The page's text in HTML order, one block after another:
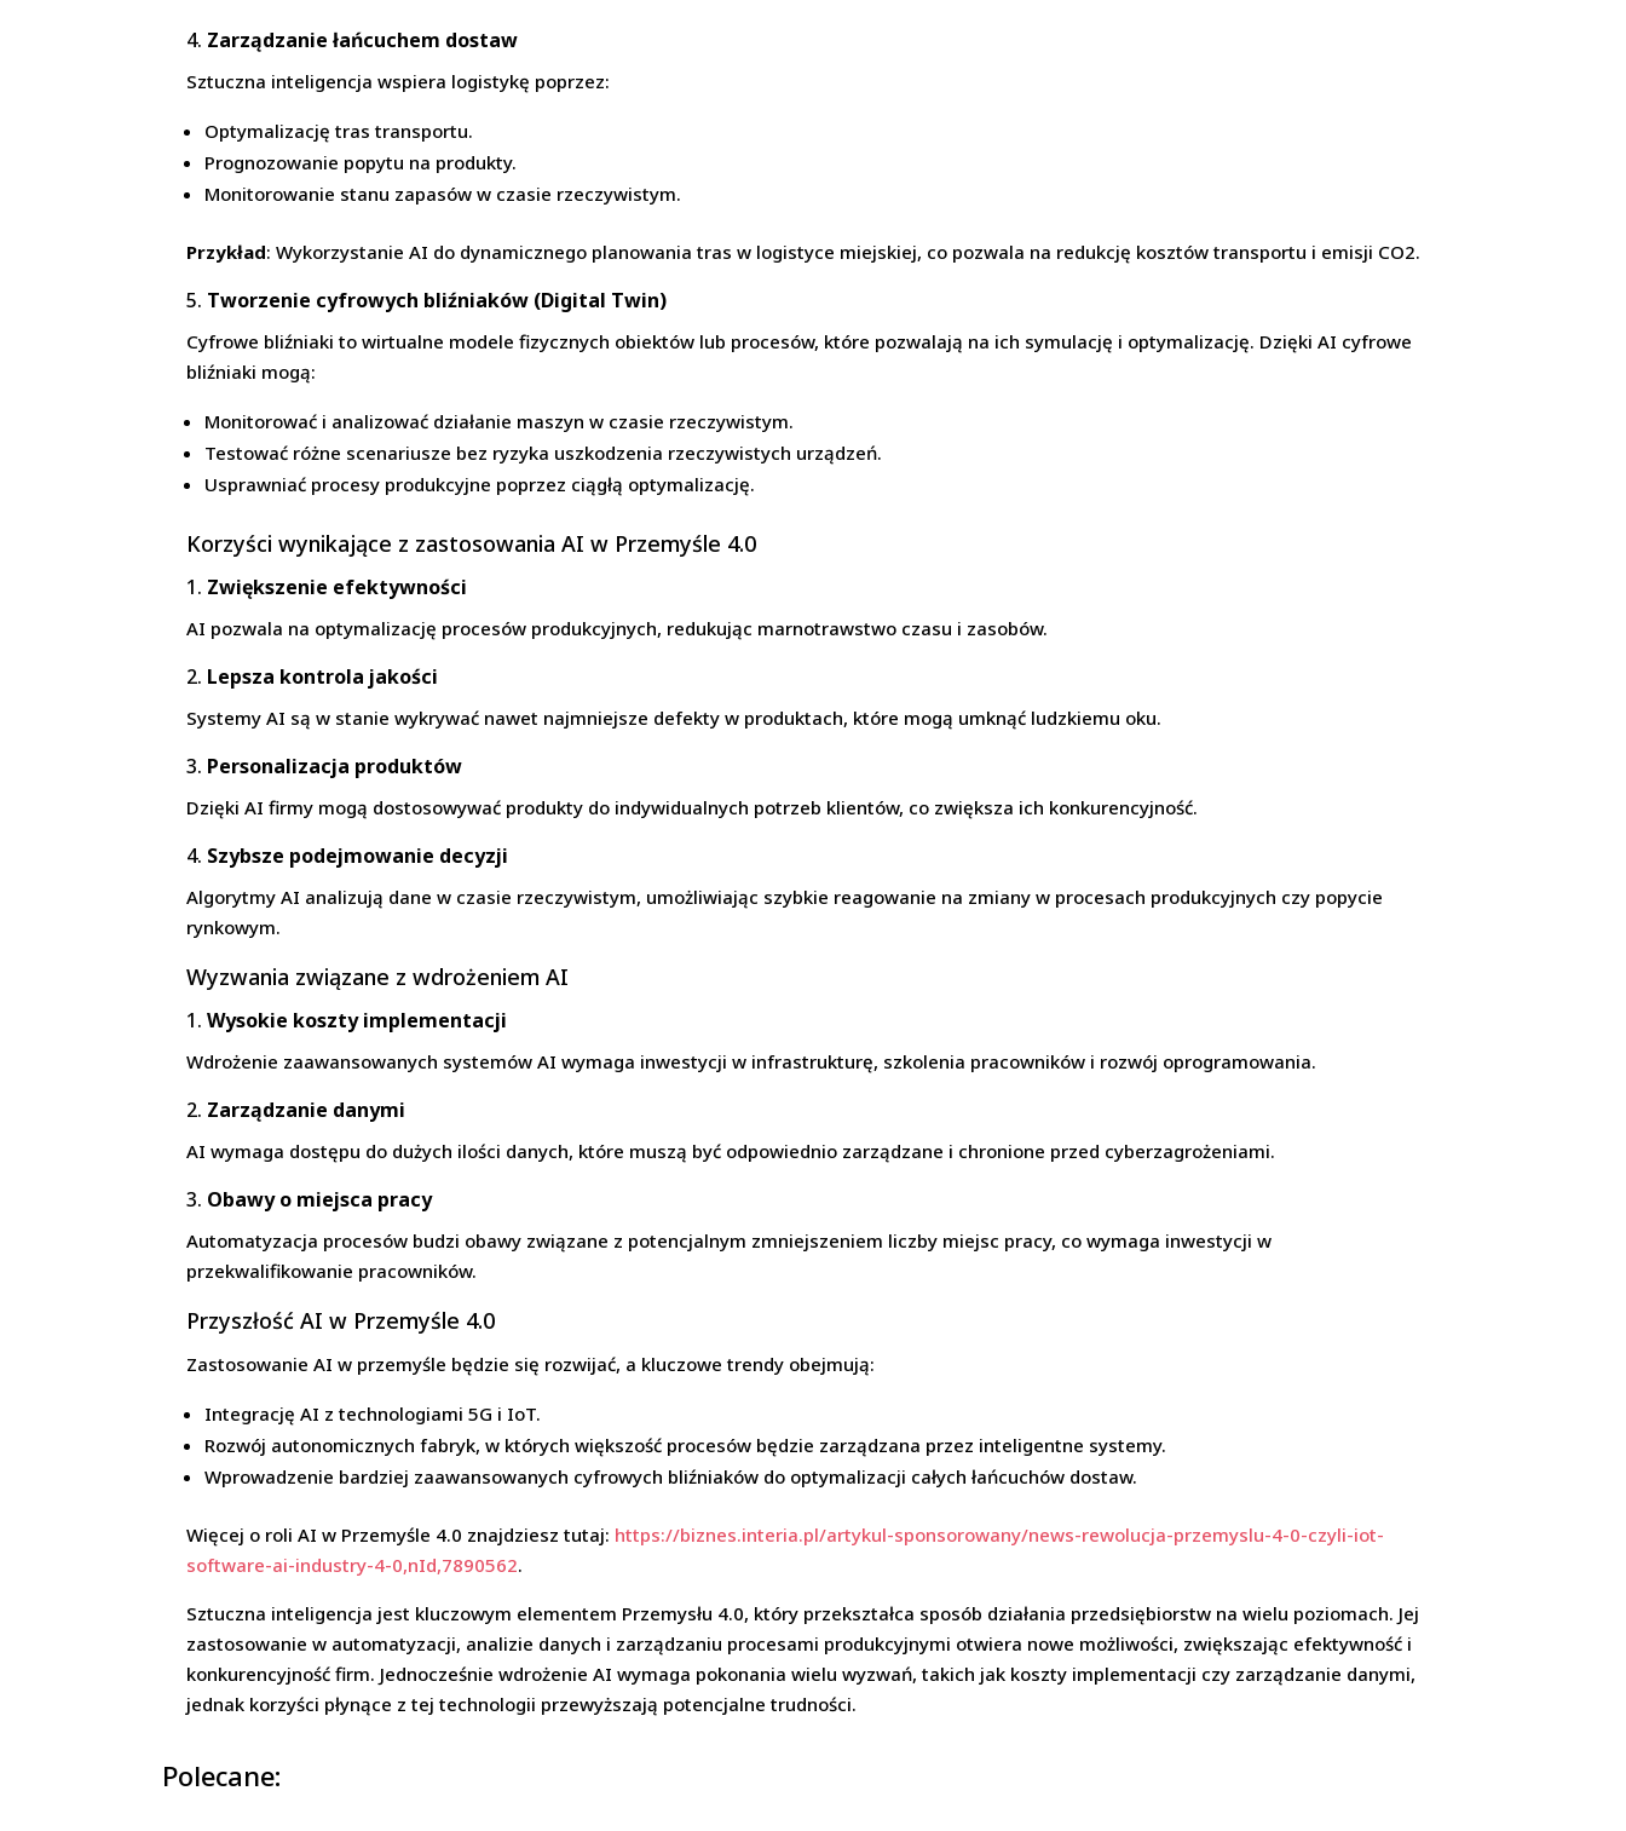
4. Zarządzanie łańcuchem dostaw
Sztuczna inteligencja wspiera logistykę poprzez:
Optymalizację tras transportu.
Prognozowanie popytu na produkty.
Monitorowanie stanu zapasów w czasie rzeczywistym.
Przykład: Wykorzystanie AI do dynamicznego planowania tras w logistyce miejskiej, co pozwala na redukcję kosztów transportu i emisji CO2.
5. Tworzenie cyfrowych bliźniaków (Digital Twin)
Cyfrowe bliźniaki to wirtualne modele fizycznych obiektów lub procesów, które pozwalają na ich symulację i optymalizację. Dzięki AI cyfrowe
bliźniaki mogą:
Monitorować i analizować działanie maszyn w czasie rzeczywistym.
Testować różne scenariusze bez ryzyka uszkodzenia rzeczywistych urządzeń.
Usprawniać procesy produkcyjne poprzez ciągłą optymalizację.
Korzyści wynikające z zastosowania AI w Przemyśle 4.0
1. Zwiększenie efektywności
AI pozwala na optymalizację procesów produkcyjnych, redukując marnotrawstwo czasu i zasobów.
2. Lepsza kontrola jakości
Systemy AI są w stanie wykrywać nawet najmniejsze defekty w produktach, które mogą umknąć ludzkiemu oku.
3. Personalizacja produktów
Dzięki AI firmy mogą dostosowywać produkty do indywidualnych potrzeb klientów, co zwiększa ich konkurencyjność.
4. Szybsze podejmowanie decyzji
Algorytmy AI analizują dane w czasie rzeczywistym, umożliwiając szybkie reagowanie na zmiany w procesach produkcyjnych czy popycie
rynkowym.
Wyzwania związane z wdrożeniem AI
1.Wysokie koszty implementacji
Wdrożenie zaawansowanych systemów AI wymaga inwestycji w infrastrukturę, szkolenia pracowników i rozwój oprogramowania.
2. Zarządzanie danymi
AI wymaga dostępu do dużych ilości danych, które muszą być odpowiednio zarządzane i chronione przed cyberzagrożeniami.
3. Obawy o miejsca pracy
Automatyzacja procesów budzi obawy związane z potencjalnym zmniejszeniem liczby miejsc pracy, co wymaga inwestycji w
przekwalifikowanie pracowników.
Przyszłość AI w Przemyśle 4.0
Zastosowanie AI w przemyśle będzie się rozwijać, a kluczowe trendy obejmują:
Integrację AI z technologiami 5G i IoT.
Rozwój autonomicznych fabryk, w których większość procesów będzie zarządzana przez inteligentne systemy.
Wprowadzenie bardziej zaawansowanych cyfrowych bliźniaków do optymalizacji całych łańcuchów dostaw.
Więcej o roli AI w Przemyśle 4.0 znajdziesz tutaj: https://biznes.interia.pl/artykul-sponsorowany/news-rewolucja-przemyslu-4-0-czyli-iot-
software-ai-industry-4-0,nId,7890562.
Sztuczna inteligencja jest kluczowym elementem Przemysłu 4.0, który przekształca sposób działania przedsiębiorstw na wielu poziomach. Jej
zastosowanie w automatyzacji, analizie danych i zarządzaniu procesami produkcyjnymi otwiera nowe możliwości, zwiększając efektywność i
konkurencyjność firm. Jednocześnie wdrożenie AI wymaga pokonania wielu wyzwań, takich jak koszty implementacji czy zarządzanie danymi,
jednak korzyści płynące z tej technologii przewyższają potencjalne trudności.
Polecane: